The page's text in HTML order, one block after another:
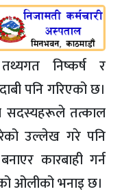
निष्कर्ष र
पनि गरिएको छ।
सदस्यहरूले तत्काल
उल्लेख गरे पनि
कारबाही गर्न
ओलीको भनाइ छ।